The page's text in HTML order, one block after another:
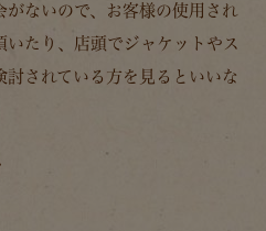
がないので、お客様の使用され
たり、店頭でジャケットやス
されている方を見るといいな